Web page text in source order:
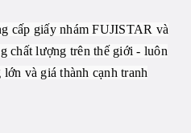
cấp giấy nhám FUJISTAR và
chất lượng trên thế giới - luôn
và giá thành cạnh tranh